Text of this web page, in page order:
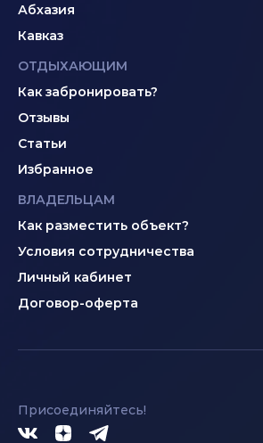
Абхазия
Кавказ
ОТДЫХАЮЩИМ
Как забронировать?
Отзывы
Статьи
Избранное
ВЛАДЕЛЬЦАМ
Как разместить объект?
Условия сотрудничества
Личный кабинет
Договор-оферта
Присоединяйтесь!